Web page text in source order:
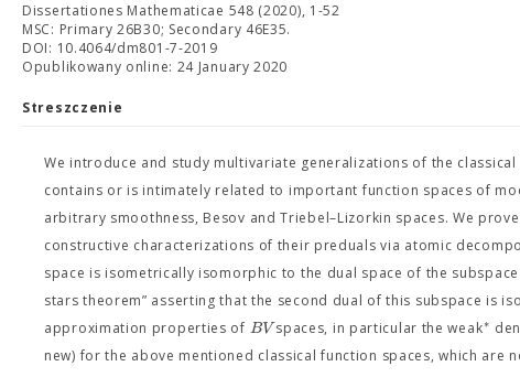
Dissertationes Mathematicae 548 (2020), 1-52
MSC: Primary 26B30; Secondary 46E35.
DOI: 10.4064/dm801-7-2019
Opublikowany online: 24 January 2020
Streszczenie
We introduce and study multivariate generalizations of the classical
contains or is intimately related to important function spaces of
arbitrary smoothness, Besov and Triebel–Lizorkin spaces. We
constructive characterizations of their preduals via atomic
space is isometrically isomorphic to the dual space of the
stars theorem” asserting that the second dual of this subspace is
approximation properties of BVspaces, in particular the weak∗
new) for the above mentioned classical function spaces, which are